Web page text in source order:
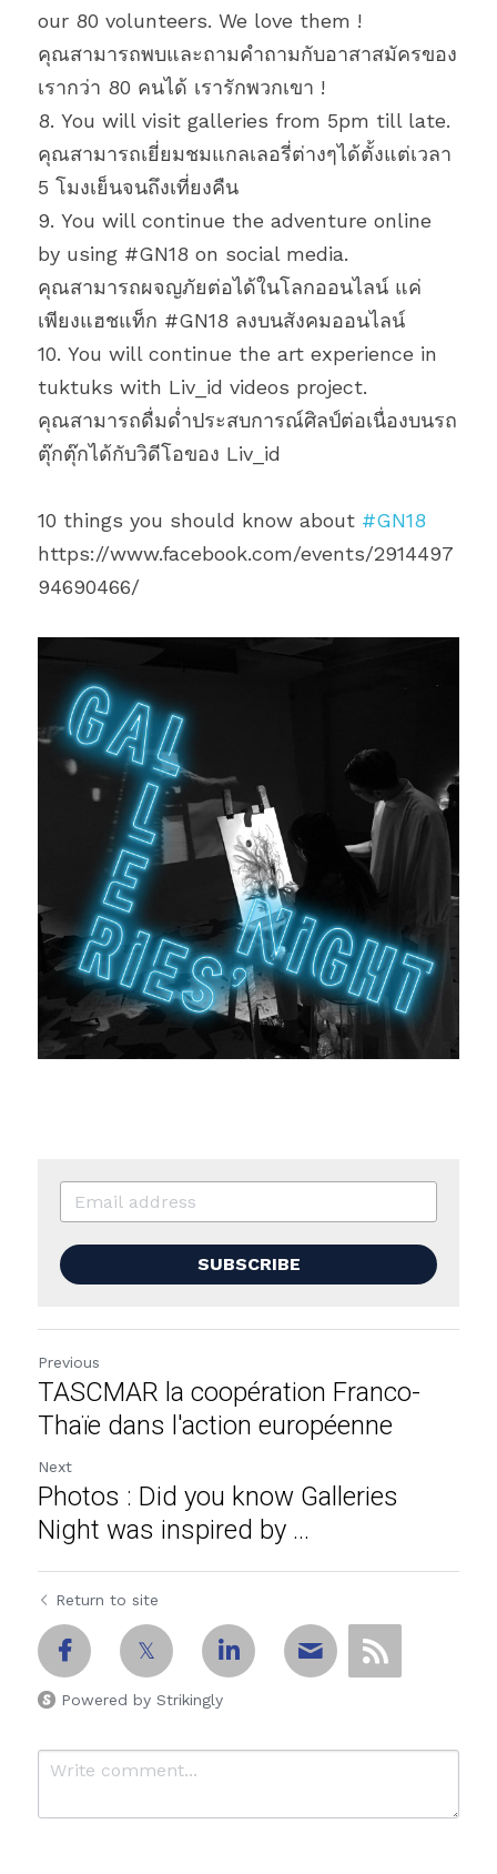
our 80 volunteers. We love them !
คุณสามารถพบและถามคำถามกับอาสาสมัครของ
เรากว่า 80 คนได้ เรารักพวกเขา !
8. You will visit galleries from 5pm till late.
คุณสามารถเยี่ยมชมแกลเลอรี่ต่างๆได้ตั้งแต่เวลา
5 โมงเย็นจนถึงเที่ยงคืน
9. You will continue the adventure online
by using #GN18 on social media.
คุณสามารถผจญภัยต่อได้ในโลกออนไลน์ แค่
เพียงแฮชแท็ก #GN18 ลงบนสังคมออนไลน์
10. You will continue the art experience in
tuktuks with Liv_id videos project.
คุณสามารถดื่มด่ำประสบการณ์ศิลป์ต่อเนื่องบนรถ
ตุ๊กตุ๊กได้กับวิดีโอของ Liv_id
10 things you should know about #GN18
https://www.facebook.com/events/2914497
94690466/
SUBSCRIBE
Previous
TASCMAR la coopération Franco-
Thaïe dans l'action européenne
Next
Photos : Did you know Galleries
Night was inspired by ...
Return to site
Powered by Strikingly